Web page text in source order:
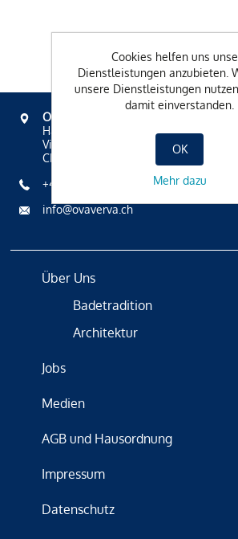
OVAVERVA
Hallenbad, Spa & Sportzentrum
Via Mezdi 17
CH-7500 St. Moritz
+41 81 836 61 00
info@ovaverva.ch
Über Uns
Badetradition
Architektur
Jobs
Medien
AGB und Hausordnung
Impressum
Datenschutz
Cookies helfen uns
Dienstleistungen anzubieten.
unsere Dienstleistungen
damit einverstanden.
OK
Mehr dazu